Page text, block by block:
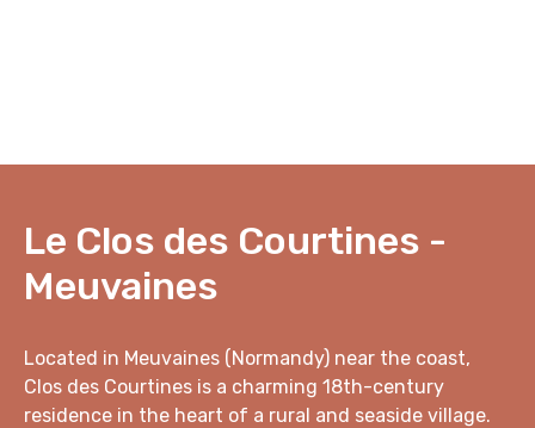
Le Clos des Courtines -
Meuvaines
Located in Meuvaines (Normandy) near the coast,
Clos des Courtines is a charming 18th-century
residence in the heart of a rural and seaside village.